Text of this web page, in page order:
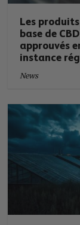
Les
base de
approuvés
instance
News